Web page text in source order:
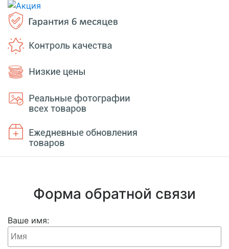
Форма обратной связи
Ваше имя: